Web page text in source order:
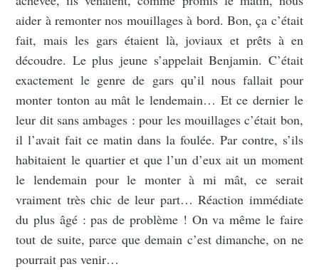
aider à remonter nos mouillages à bord. Bon, ça c’était
fait, mais les gars étaient là, joviaux et prêts à en
découdre. Le plus jeune s’appelait Benjamin. C’était
exactement le genre de gars qu’il nous fallait pour
monter tonton au mât le lendemain… Et ce dernier le
leur dit sans ambages : pour les mouillages c’était bon,
il l’avait fait ce matin dans la foulée. Par contre, s’ils
habitaient le quartier et que l’un d’eux ait un moment
le lendemain pour le monter à mi mât, ce serait
vraiment très chic de leur part… Réaction immédiate
du plus âgé : pas de problème ! On va même le faire
tout de suite, parce que demain c’est dimanche, on ne
pourrait pas venir…